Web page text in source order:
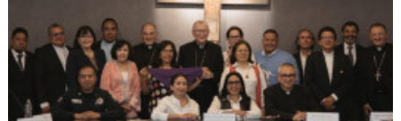
Edith Stein: Véges és örök lét – Kísérlet a lét
értelméhez való felemelkedésre
augusztus 8. | 14:00
A 250 éves plébániatemplomot ünnepelték a
Hargita megyei Lövétén – KÉPRIPORT